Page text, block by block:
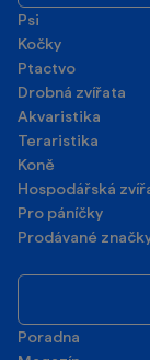
Psi
Kočky
Ptactvo
Drobná zvířata
Akvaristika
Teraristika
Koně
Hospodářská
Pro páníčky
Prodávané
Poradna